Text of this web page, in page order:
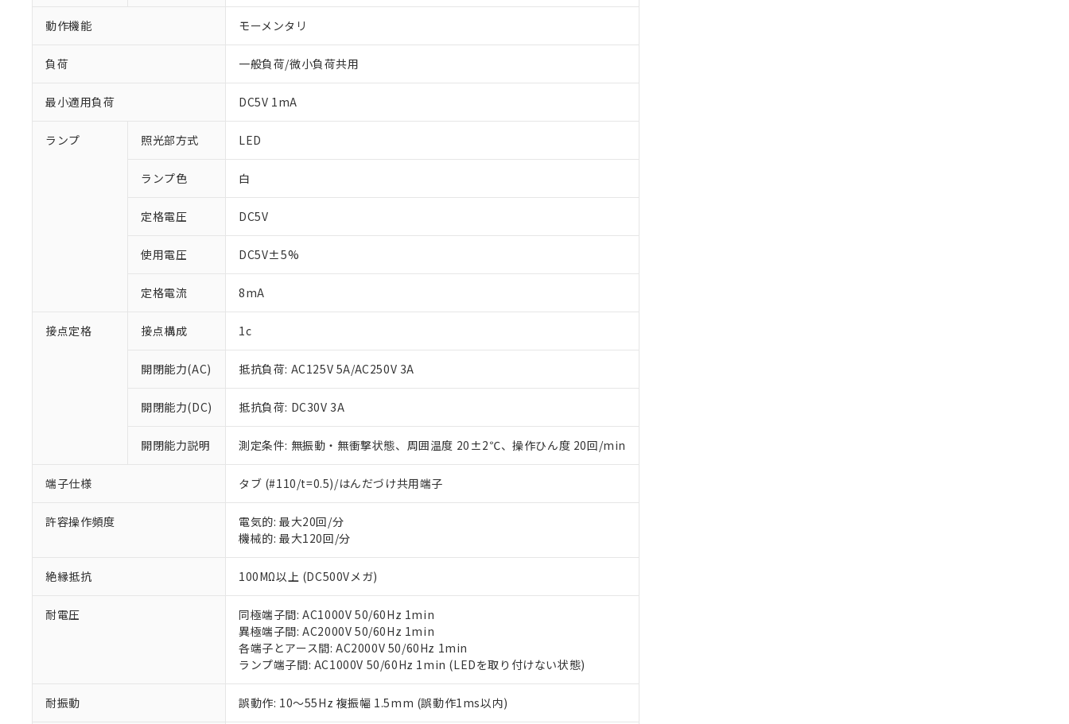
動作機能 モーメンタリ
負荷 一般負荷/微小負荷共用
最小適用負荷 DC5V 1mA
ランプ 照光部方式 LED
ランプ色 白
定格電圧 DC5V
使用電圧 DC5V±5%
定格電流 8mA
接点定格 接点構成 1c
開閉能力(AC) 抵抗負荷: AC125V 5A/AC250V 3A
開閉能力(DC) 抵抗負荷: DC30V 3A
開閉能力説明 測定条件: 無振動・無衝撃状態、周囲温度 20±2℃、操作ひん度 20回/min
端子仕様 タブ (#110/t=0.5)/はんだづけ共用端子
許容操作頻度
電気的: 最大20回/分
機械的: 最大120回/分
絶縁抵抗 100MΩ以上 (DC500Vメガ)
耐電圧
同極端子間: AC1000V 50/60Hz 1min
異極端子間: AC2000V 50/60Hz 1min
各端子とアース間: AC2000V 50/60Hz 1min
ランプ端子間: AC1000V 50/60Hz 1min (LEDを取り付けない状態)
耐振動 誤動作: 10～55Hz 複振幅 1.5mm (誤動作1ms以内)
ご利用条件
以下の条件をお読みいただき、同意のうえご利用ください。
本サービスは、当社制御機器事業取扱商品の当社在庫状況および標準価格(税抜)を提供させていただ
当社制御機器事業取扱商品の中には、本サービスの対象外となる商品もあることをご了承ください。
在庫状況および標準価格照会結果は、記載している更新日時点での社内データに基づき作成されるも
のであり、閲覧された時点での実際の在庫および標準価格とは異なる場合があることをご了承くださ
正式な納期状況および標準価格はお客様のお取引先、またはお客様担当のオムロン制御機器販売店・
当社販売員にご相談ください。
オムロン制御機器販売店や当社販売拠点は「
在庫状況および標準価格結果を当社の事前の承諾なく第三者に漏洩または開示しないようお願いしま
す。
マイパーツ機能（部品リスト作成サービス）をご利用いただくには、I-Webメンバーズにご登録され
ている必要があります。
お客様が当ウェブサイト上で当社にご登録された部品リストについて、当社および当社の共同利用者
が、当社の製品・サービスに関するお客様との取引・商談に必要な範囲で利用することをご了承くだ
※1 対応状況
対応済み：EU RoHS指令（10物質）の非含有に対応した製品が提供可能な商品です。
対応予定：EU RoHS指令（10物質）の非含有に対応した製品に切り替える予定のある商品です。
対応予定なし：EU RoHS指令（10物質）の非含有に非対応の商品で、対応品を出す予定はありません。
非該当品：ライセンス料など無形物で、有害物質有無と関係のない商品です。
仕入先様の事情により、非含有部品としていたものが、含有品と判明した場合などやむを得ず変更すること
があります。
*EU RoHS指令（10物質）：
鉛(Pb) 1000ppm以下、 水銀(Hg) 1000ppm以下、 カドミウム(Cd) 100ppm以下、
六価クロム(Cr(Ⅵ)) 1000ppm以下、ポリ臭化ビフェニル類(PBB) 1000ppm以下、ポリ臭化ジフェニルエーテル類(PBDE) 1000ppm以下、
フタル酸ビス(2-エチルヘキシル) (DEHP)(別名：DOP) 1000ppm以下、フタル酸ブチルベンジル（BBP） 1000ppm以下、フタル酸ジブチ
ル（DBP） 1000ppm以下、フタル酸ジイソブチル (DIBP) 1000ppm以下
但し、RoHS指令で産業用監視および制御機器に対する適用除外項目は除く。
※2 対応予定月
部品在庫の切り替え状況などにより、予定月が前後することがあります。
※3 非含有証明書ダウンロード
※1 中国RoHS○×表
「×」：最大均質材料含有率が中国RoHSの基準値を超えていることを示します。
「－」：未確認です。当社販売部門へお問い合わせください。
*中国RoHS10物質の基準値 (GB/T26572)：
Pb(鉛) :1000ppm、 Hg(水銀) : 1000ppm、 Cd(カドミウム) : 100ppm、
Cr(Ⅵ)(六価クロム) : 1000ppm、 PBBs(ポリ臭化ビフェニル類) : 1000ppm、 PBDEs(ポリ臭化ジフェニルエーテル類) : 1000ppm、
DBP(フタル酸ジブチル) : 1000ppm、 DIBP(フタル酸ジイソブチル) : 1000ppm、 BBP(フタル酸ブチルベンジル) : 1000ppm、
DEHP(フタル酸ビス(2-エチルヘキシル)) : 1000ppm
※2 環境保護使用期限
「ｅ」：有害物質（10物質）のすべてが基準値以下であることを示します。
「10」：通常の使用状況下において有害物質が外部に漏えいし、環境に深刻な影響を及ぼさない年数を意
味します。
「－」：未確認です。当社販売部門へお問い合わせください。
当社は、これら貴社製品のうち、外国為替および外国貿易法に定める商品（以下｢規制貨物等」とい
う）を輸出または国外への提供する場合は、日本国政府の輸出許可(または役務取引許可)を取得する
などの必要な手続きをとります。
当社は規制貨物を破棄する場合は、完全に破砕するなど、違法に輸出されないよう必要な手段を講じ
置等に一切使用いたしません。
当社は、貴社製品を第三者に販売する場合は、上記1、2および3の内容を当該第三者に通知します。
また当社は、販売先および販売に係わる関係者が違法に輸出するおそれがある場合は、取り引きをい
たしません。
記
号
説明
○ 一定数以上の在庫あり
△ 一定数には満たないが在庫あり
－
在庫なし(最新の在庫状況については、お客様のお取引先、またはお客様担当のオムロン制御
機器販売店・当社販売員にご確認ください)
白